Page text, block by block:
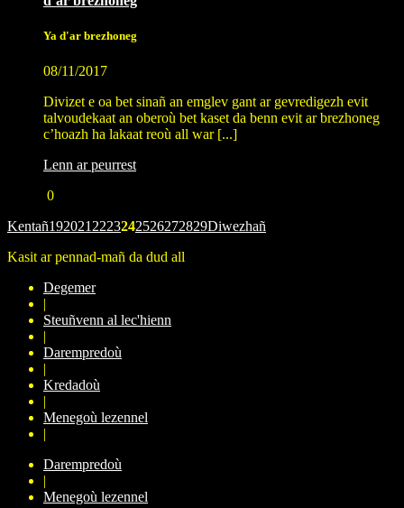
Ya d'ar brezhoneg
08/11/2017
Divizet e oa bet sinañ an emglev gant ar gevredigezh evit
talvoudekaat an oberoù bet kaset da benn evit ar brezhoneg
c’hoazh ha lakaat reoù all war [...]
Lenn ar peurrest
0
Kentañ192021 2223242526272829Diwezhañ
Kasit ar pennad-mañ da dud all
Degemer
|
Steuñvenn al lec'hienn
|
Darempredoù
|
Kredadoù
|
Menegoù lezennel
|
Darempredoù
|
Menegoù lezennel